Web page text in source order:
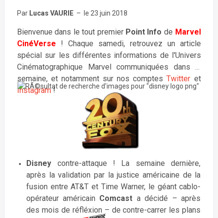
Par Lucas VAURIE – le 23 juin 2018
Bienvenue dans le tout premier Point Info de Marvel
CinéVerse ! Chaque samedi, retrouvez un article
spécial sur les différentes informations de l'Univers
Cinématographique Marvel communiquées dans la
semaine, et notamment sur nos comptes Twitter et
Instagram!
Disney contre-attaque ! La semaine dernière,
après la validation par la justice américaine de la
fusion entre AT&T et Time Warner, le géant cablo-
opérateur américain Comcast a décidé – après
des mois de réfléxion – de contre-carrer les plans